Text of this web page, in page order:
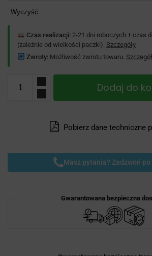
Wyczyść
Czas realizacji:2-21 dni roboczych + czas
(zależnie od wielkości paczki). Szczegóły
Zwroty:Możliwość zwrotu towaru.
Dodaj do
Pobierz dane techniczne
Masz pytania? Zadzwoń
Gwarantowana bezpieczna